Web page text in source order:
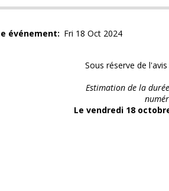
événement Fri 18 Oct 2024
Sous réserve de
Estimation de la
Le vendredi 18